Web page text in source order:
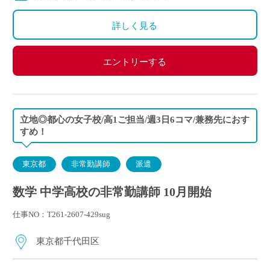
詳しく見る
エントリーする
立地◎都心の女子校/高1ご担当/週3日6コマ/兼務先におす
すめ！
東京都 非常勤講師 派遣
数学 中学高校の非常勤講師 10月開始
仕事NO：T261-2607-429sug
東京都千代田区